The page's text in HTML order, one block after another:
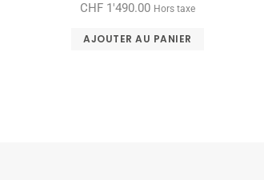
CHF 1'490.00 Hors taxe
AJOUTER AU PANIER